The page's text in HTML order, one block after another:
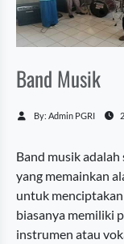
Band Musik
By: Admin PGRI
Band musik
yang memainkan
untuk
biasanya memiliki
instrumen atau